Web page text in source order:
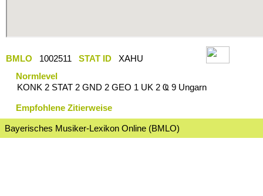
BMLO 1002511 STAT ID
XAHU
Normlevel
KONK 2 STAT 2 GND 2 GEO 1 UK 2 Ҩ 9 Ungarn
Empfohlene Zitierweise
Bayerisches Musiker-Lexikon Online (BMLO)